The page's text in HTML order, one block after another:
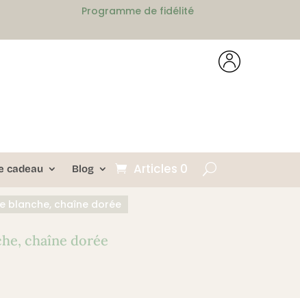
Programme de fidélité
cadeau Blog Articles 0
blanche, chaîne dorée
chaîne dorée